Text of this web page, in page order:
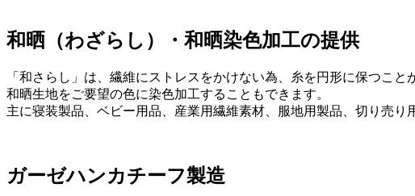
和晒（わざらし）・和晒染色加工の提供
「和さらし」は、繊維にストレスをかけない為、糸を円形に保つこ
和晒生地をご要望の色に染色加工することもできます。
主に寝装製品、ベビー用品、産業用繊維素材、服地用製品、切り売り
ガーゼハンカチーフ製造